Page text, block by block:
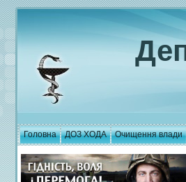
Головна ДОЗ ХОДА Очищення влади